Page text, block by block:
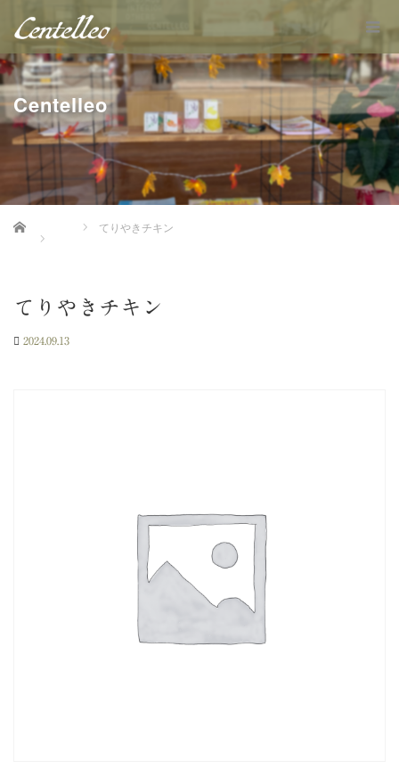
Centelleo
Home てりやきチキン
てりやきチキン
2024.09.13